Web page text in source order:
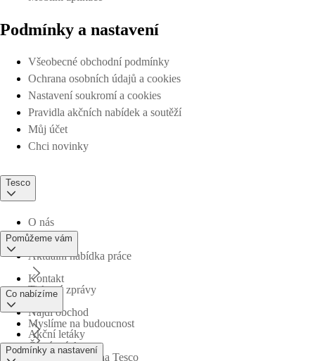
Podmínky a nastavení
Všeobecné obchodní podmínky
Ochrana osobních údajů a cookies
Nastavení soukromí a cookies
Pravidla akčních nabídek a soutěží
Můj účet
Chci novinky
Tesco
O nás
Aktuální nabídka práce
Tiskové zprávy
Myslíme na budoucnost
Obchodní skupina Tesco
Pomůžeme vám
Kontakt
Najdi obchod
Časté otázky
Co nabízíme
Akční letáky
Podmínky a nastavení